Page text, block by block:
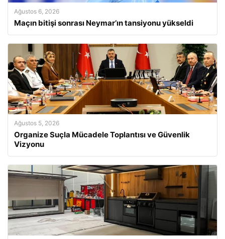
Ağustos 6, 2026
Maçın bitişi sonrası Neymar’ın tansiyonu yükseldi
Ağustos 5, 2026
Organize Suçla Mücadele Toplantısı ve Güvenlik
Vizyonu